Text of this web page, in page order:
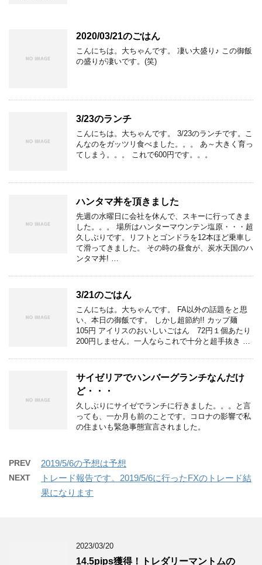
2020/03/21のごはん
こんにちは。大ちゃんです。 凄い大盛り♪ この御飯
の盛りが凄いです。(笑)
3/23のランチ
こんにちは。大ちゃんです。 3/23のランチです。こ
んなのをガッツリ食べました。。。 あ～大きく育っ
てしまう。。。 これで600円です。。。
ハンタマ丼を頂きました
先週の水曜日に会社を休んで、スキーに行ってきま
した。。。 場所はハンターマウンテン塩原・・・超
久しぶりです。リフトとゴンドラを12本ほど乗車し
て滑ってきました。 その時の昼食が、炭水天国のハ
ンタマ丼! …
3/21のごはん
こんにちは。大ちゃんです。 FA以外の話題をと思
い、本日の御飯です。 しかし超節約!! カップ麺
105円 アイリスのおいしいごはん 72円１個あたり
200円しません。一人ならこれで十分と超手抜き …
サイゼリアでハンバーグランチなんだけ
ど・・・
久しぶりにサイゼでランチに行きました。。。と言
っても、一か月も前のことです。コロナの影響で私
の住まいも緊急事態宣言されました。
PREV 2019/5/6の予想は予想
NEXT
トレード報告です。2019/5/6に行ったFXのトレード結
果になります
2023/03/20
14.5pips獲得！トレダリーマントムの